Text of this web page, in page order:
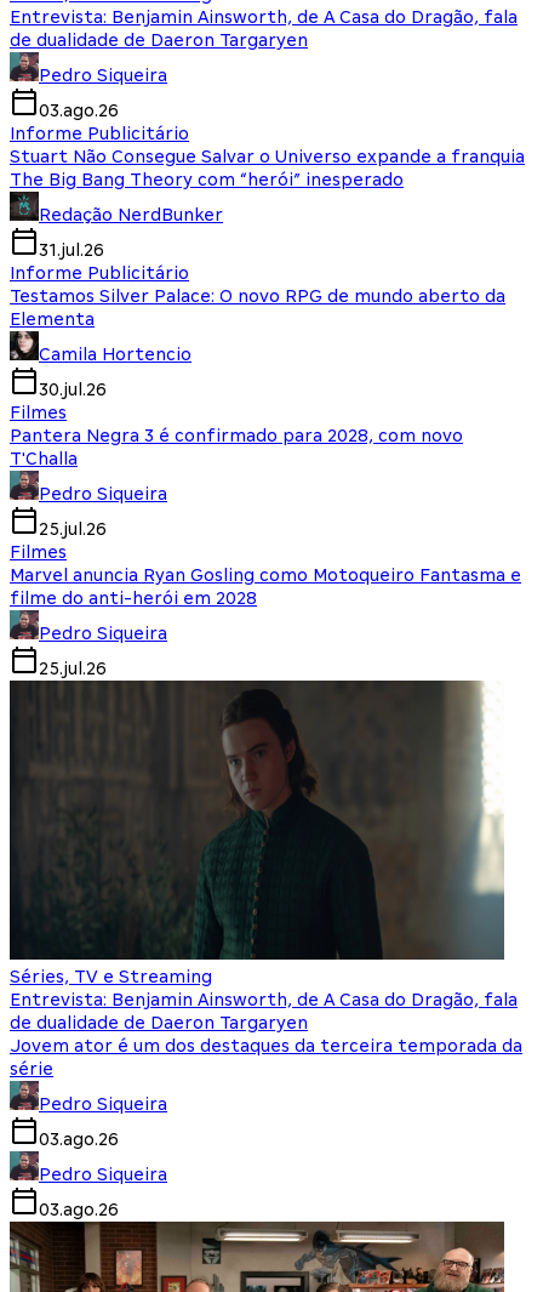
Entrevista: Benjamin Ainsworth, de A Casa do Dragão, fala
de dualidade de Daeron Targaryen
Pedro Siqueira
03.ago.26
Informe Publicitário
Stuart Não Consegue Salvar o Universo expande a franquia
The Big Bang Theory com “herói” inesperado
Redação NerdBunker
31.jul.26
Informe Publicitário
Testamos Silver Palace: O novo RPG de mundo aberto da
Elementa
Camila Hortencio
30.jul.26
Filmes
Pantera Negra 3 é confirmado para 2028, com novo
T'Challa
Pedro Siqueira
25.jul.26
Filmes
Marvel anuncia Ryan Gosling como Motoqueiro Fantasma e
filme do anti-herói em 2028
Pedro Siqueira
25.jul.26
Séries, TV e Streaming
Entrevista: Benjamin Ainsworth, de A Casa do Dragão, fala
de dualidade de Daeron Targaryen
Jovem ator é um dos destaques da terceira temporada da
série
Pedro Siqueira
03.ago.26
Pedro Siqueira
03.ago.26